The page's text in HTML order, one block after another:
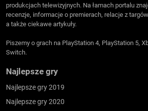
produkcjach telewizyjnych. Na łamach portalu
recenzje, informacje o premierach, relacje z
a także ciekawe artykuły.
Piszemy o grach na PlayStation 4, PlayStation 5,
Switch.
Najlepsze gry
Najlepsze gry 2019
Najlepsze gry 2020